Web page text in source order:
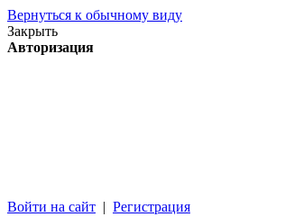
Вернуться к обычному виду
Закрыть
Авторизация
Войти на сайт | Регистрация